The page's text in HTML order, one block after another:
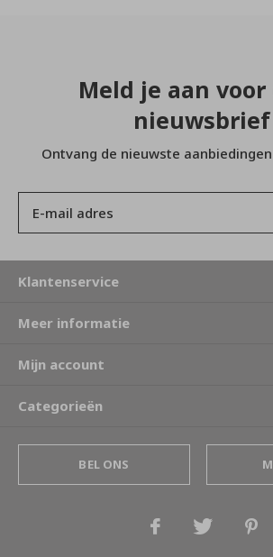
Meld je aan voor
nieuwsbrief
Ontvang de nieuwste
Klantenservice
Meer informatie
Mijn account
Categorieën
BEL ONS